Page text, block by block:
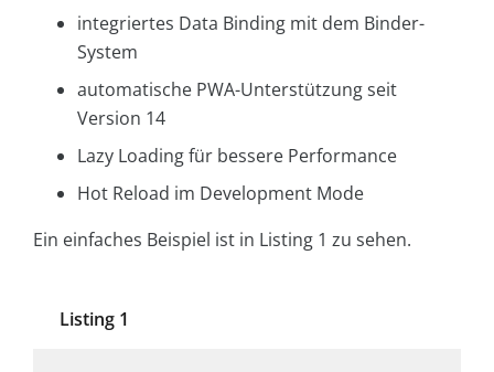
integriertes Data Binding mit dem Binder-
System
automatische PWA-Unterstützung seit
Version 14
Lazy Loading für bessere Performance
Hot Reload im Development Mode
Ein einfaches Beispiel ist in Listing 1 zu sehen.
Listing 1